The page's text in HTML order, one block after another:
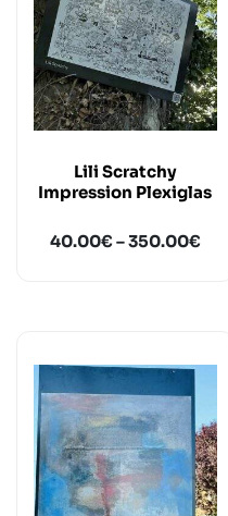
Lili Scratchy
Impression Plexiglas
40.00€ –350.00€